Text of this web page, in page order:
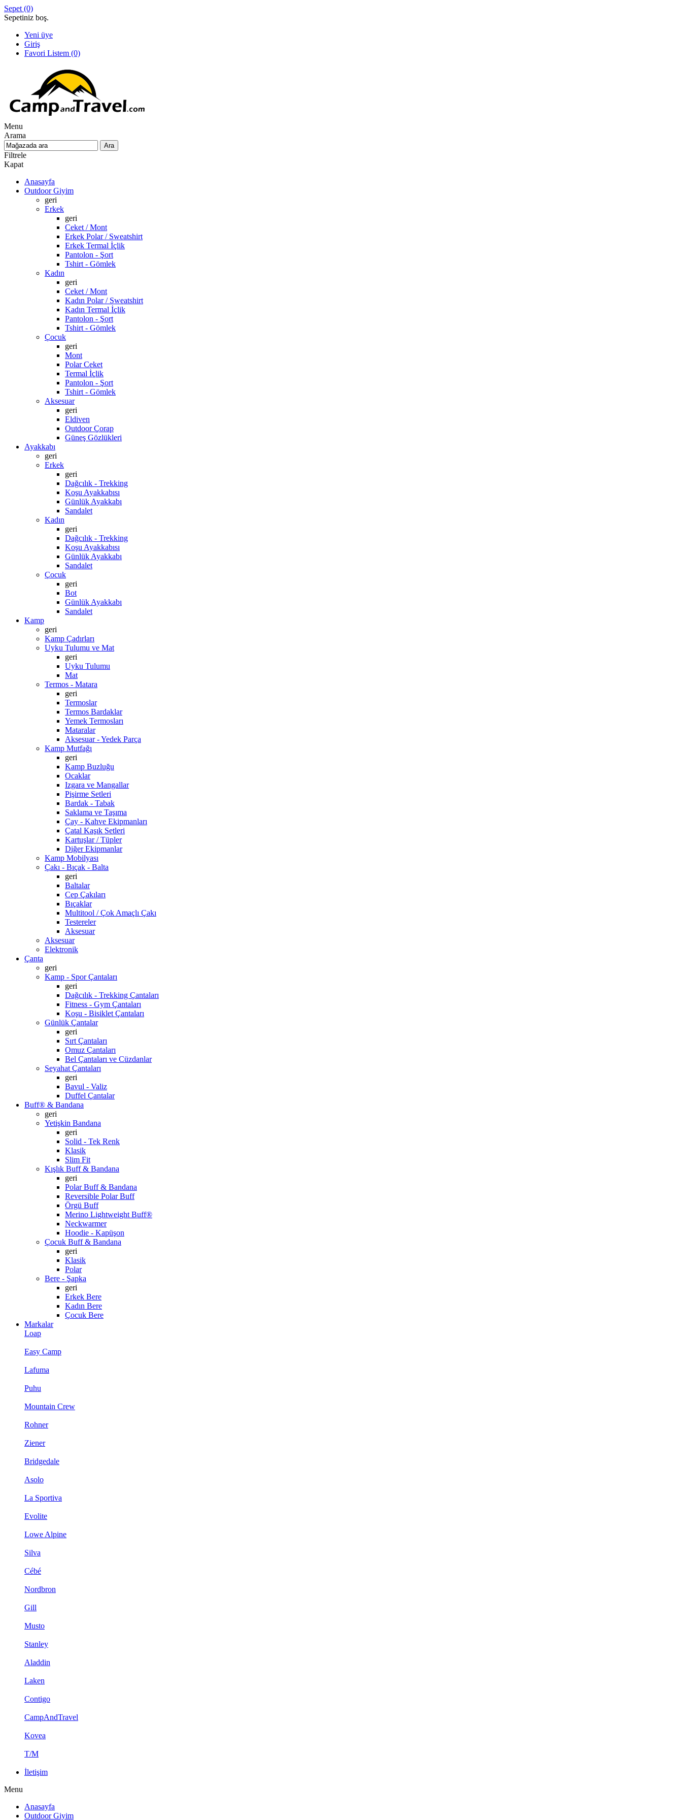
Sepet (0)
Sepetiniz boş.
Yeni üye
Giriş
Favori Listem (0)
Menu
Arama
Filtrele
Kapat
Anasayfa
Outdoor Giyim
geri
Erkek
geri
Ceket / Mont
Erkek Polar / Sweatshirt
Erkek Termal İçlik
Pantolon - Şort
Tshirt - Gömlek
Kadın
geri
Ceket / Mont
Kadın Polar / Sweatshirt
Kadın Termal İçlik
Pantolon - Şort
Tshirt - Gömlek
Çocuk
geri
Mont
Polar Ceket
Termal İçlik
Pantolon - Şort
Tshirt - Gömlek
Aksesuar
geri
Eldiven
Outdoor Çorap
Güneş Gözlükleri
Ayakkabı
geri
Erkek
geri
Dağcılık - Trekking
Koşu Ayakkabısı
Günlük Ayakkabı
Sandalet
Kadın
geri
Dağcılık - Trekking
Koşu Ayakkabısı
Günlük Ayakkabı
Sandalet
Çocuk
geri
Bot
Günlük Ayakkabı
Sandalet
Kamp
geri
Kamp Çadırları
Uyku Tulumu ve Mat
geri
Uyku Tulumu
Mat
Termos - Matara
geri
Termoslar
Termos Bardaklar
Yemek Termosları
Mataralar
Aksesuar - Yedek Parça
Kamp Mutfağı
geri
Kamp Buzluğu
Ocaklar
Izgara ve Mangallar
Pişirme Setleri
Bardak - Tabak
Saklama ve Taşıma
Çay - Kahve Ekipmanları
Çatal Kaşık Setleri
Kartuşlar / Tüpler
Diğer Ekipmanlar
Kamp Mobilyası
Çakı - Bıçak - Balta
geri
Baltalar
Cep Çakıları
Bıçaklar
Multitool / Çok Amaçlı Çakı
Testereler
Aksesuar
Aksesuar
Elektronik
Çanta
geri
Kamp - Spor Çantaları
geri
Dağcılık - Trekking Çantaları
Fitness - Gym Çantaları
Koşu - Bisiklet Çantaları
Günlük Çantalar
geri
Sırt Çantaları
Omuz Çantaları
Bel Çantaları ve Cüzdanlar
Seyahat Çantaları
geri
Bavul - Valiz
Duffel Çantalar
Buff® & Bandana
geri
Yetişkin Bandana
geri
Solid - Tek Renk
Klasik
Slim Fit
Kışlık Buff & Bandana
geri
Polar Buff & Bandana
Reversible Polar Buff
Örgü Buff
Merino Lightweight Buff®
Neckwarmer
Hoodie - Kapüşon
Çocuk Buff & Bandana
geri
Klasik
Polar
Bere - Şapka
geri
Erkek Bere
Kadın Bere
Çocuk Bere
Markalar
Loap
Easy Camp
Lafuma
Puhu
Mountain Crew
Rohner
Ziener
Bridgedale
Asolo
La Sportiva
Evolite
Lowe Alpine
Silva
Cébé
Nordbron
Gill
Musto
Stanley
Aladdin
Laken
Contigo
CampAndTravel
Kovea
T/M
İletişim
Menu
Anasayfa
Outdoor Giyim